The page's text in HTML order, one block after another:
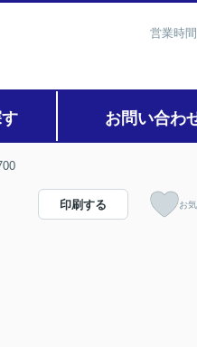
営業時
お問い合わ
印刷する お